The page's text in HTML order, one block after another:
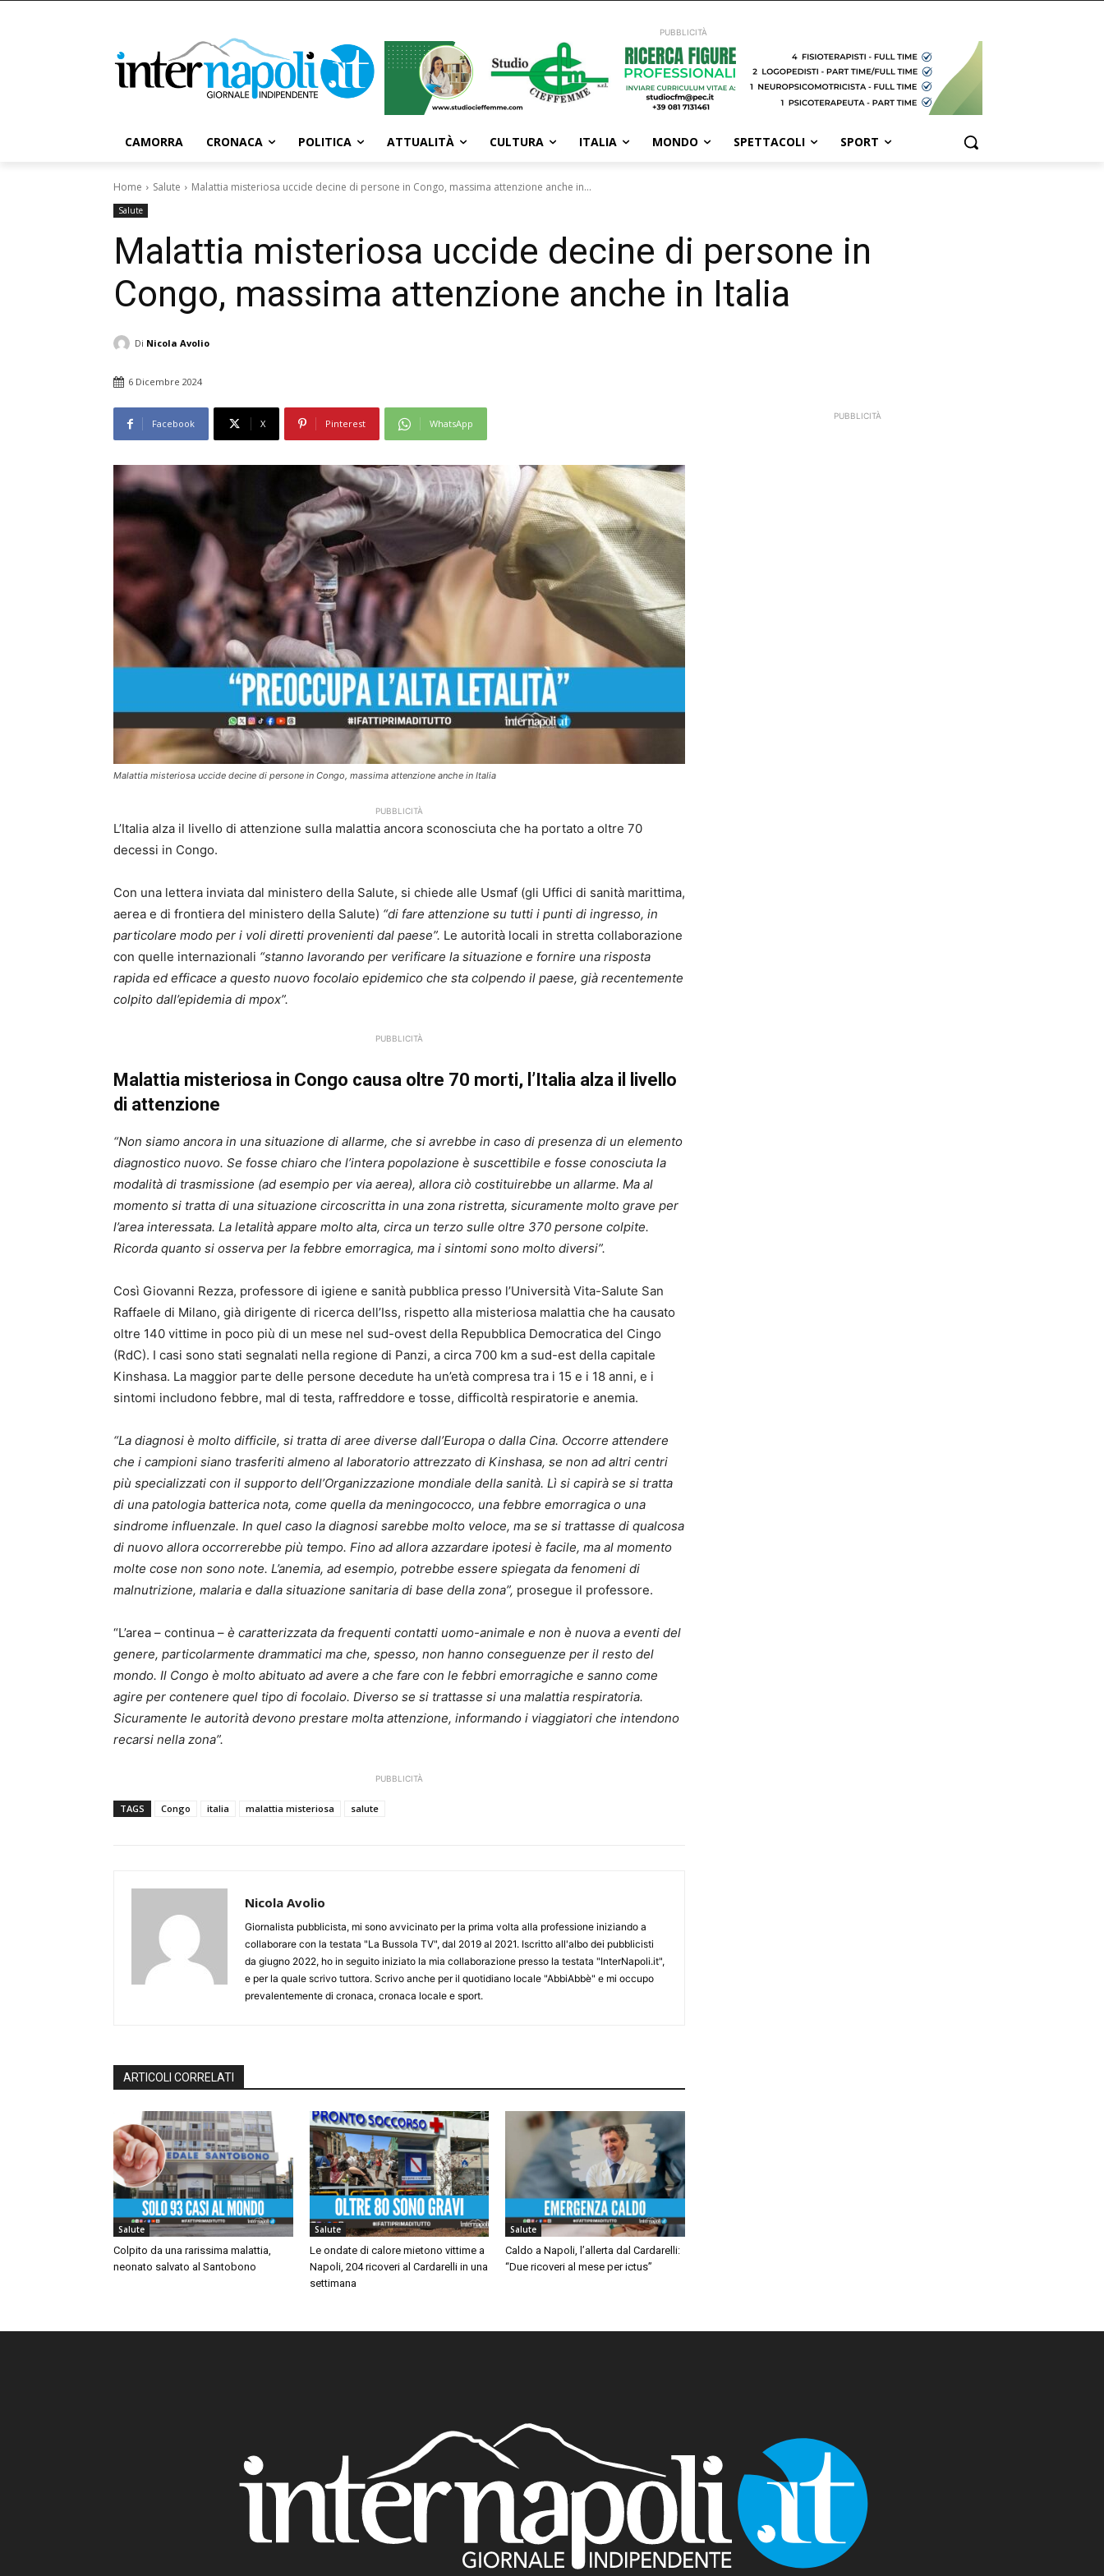
PUBBLICITÀ
CAMORRA CRONACA POLITICA ATTUALITÀ CULTURA ITALIA MONDO SPETTACOLI SPORT
Home Salute Malattia misteriosa uccide decine di persone in Congo, massima attenzione anche in...
Salute
Malattia misteriosa uccide decine di persone in
Congo, massima attenzione anche in Italia
Di Nicola Avolio
6 Dicembre 2024
Facebook X Pinterest WhatsApp
Malattia misteriosa uccide decine di persone in Congo, massima attenzione anche in Italia
PUBBLICITÀ
L’Italia alza il livello di attenzione sulla malattia ancora sconosciuta che ha portato a oltre 70
decessi in Congo.
Con una lettera inviata dal ministero della Salute, si chiede alle Usmaf (gli Uffici di sanità marittima,
aerea e di frontiera del ministero della Salute) “di fare attenzione su tutti i punti di ingresso, in
particolare modo per i voli diretti provenienti dal paese”. Le autorità locali in stretta collaborazione
con quelle internazionali “stanno lavorando per verificare la situazione e fornire una risposta
rapida ed efficace a questo nuovo focolaio epidemico che sta colpendo il paese, già recentemente
colpito dall’epidemia di mpox”.
PUBBLICITÀ
Malattia misteriosa in Congo causa oltre 70 morti, l’Italia alza il livello
di attenzione
“Non siamo ancora in una situazione di allarme, che si avrebbe in caso di presenza di un elemento
diagnostico nuovo. Se fosse chiaro che l’intera popolazione è suscettibile e fosse conosciuta la
modalità di trasmissione (ad esempio per via aerea), allora ciò costituirebbe un allarme. Ma al
momento si tratta di una situazione circoscritta in una zona ristretta, sicuramente molto grave per
l’area interessata. La letalità appare molto alta, circa un terzo sulle oltre 370 persone colpite.
Ricorda quanto si osserva per la febbre emorragica, ma i sintomi sono molto diversi”.
Così Giovanni Rezza, professore di igiene e sanità pubblica presso l’Università Vita-Salute San
Raffaele di Milano, già dirigente di ricerca dell’Iss, rispetto alla misteriosa malattia che ha causato
oltre 140 vittime in poco più di un mese nel sud-ovest della Repubblica Democratica del Cingo
(RdC). I casi sono stati segnalati nella regione di Panzi, a circa 700 km a sud-est della capitale
Kinshasa. La maggior parte delle persone decedute ha un’età compresa tra i 15 e i 18 anni, e i
sintomi includono febbre, mal di testa, raffreddore e tosse, difficoltà respiratorie e anemia.
“La diagnosi è molto difficile, si tratta di aree diverse dall’Europa o dalla Cina. Occorre attendere
che i campioni siano trasferiti almeno al laboratorio attrezzato di Kinshasa, se non ad altri centri
più specializzati con il supporto dell’Organizzazione mondiale della sanità. Lì si capirà se si tratta
di una patologia batterica nota, come quella da meningococco, una febbre emorragica o una
sindrome influenzale. In quel caso la diagnosi sarebbe molto veloce, ma se si trattasse di qualcosa
di nuovo allora occorrerebbe più tempo. Fino ad allora azzardare ipotesi è facile, ma al momento
molte cose non sono note. L’anemia, ad esempio, potrebbe essere spiegata da fenomeni di
malnutrizione, malaria e dalla situazione sanitaria di base della zona”, prosegue il professore.
“L’area – continua – è caratterizzata da frequenti contatti uomo-animale e non è nuova a eventi del
genere, particolarmente drammatici ma che, spesso, non hanno conseguenze per il resto del
mondo. Il Congo è molto abituato ad avere a che fare con le febbri emorragiche e sanno come
agire per contenere quel tipo di focolaio. Diverso se si trattasse si una malattia respiratoria.
Sicuramente le autorità devono prestare molta attenzione, informando i viaggiatori che intendono
recarsi nella zona”.
PUBBLICITÀ
TAGS Congo italia malattia misteriosa salute
Nicola Avolio
Giornalista pubblicista, mi sono avvicinato per la prima volta alla professione iniziando a
collaborare con la testata "La Bussola TV", dal 2019 al 2021. Iscritto all'albo dei pubblicisti
da giugno 2022, ho in seguito iniziato la mia collaborazione presso la testata "InterNapoli.it",
e per la quale scrivo tuttora. Scrivo anche per il quotidiano locale "AbbiAbbè" e mi occupo
prevalentemente di cronaca, cronaca locale e sport.
ARTICOLI CORRELATI
Salute
Colpito da una rarissima malattia,
neonato salvato al Santobono
Salute
Le ondate di calore mietono vittime a
Napoli, 204 ricoveri al Cardarelli in una
settimana
Salute
Caldo a Napoli, l’allerta dal Cardarelli:
“Due ricoveri al mese per ictus”
PUBBLICITÀ